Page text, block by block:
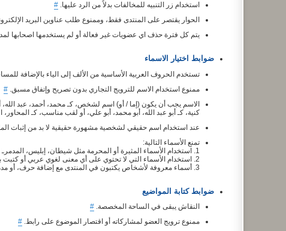
استخدام زر التنبيه للمخالفات بدلاً من الرد عليها. #
الحوار يقتصر على المنتدى فقط، وممنوع طلب عناوين البريد
يتم كل فترة حذف اي عضويات غير فعالة أو لم يستخدمها اصحابها
ضوابط اختيار الاسماء
تستخدم الحروف العربية الأساسية من الألف إلى الياء بالإضافة
ممنوع استخدام الاسم للترويج التجاري بدون تصريح وإتفاق مسبق. #
الاسم يجب أن يكون (إما / أو) اسم لشخص، كـ محمد، أحمد، عبد
كنية، كـ أبو عبد الله، أبو محمد، أبو علي، أو لقب مناسب، كـ المحاور،
عند استخدام اسم حقيقي لشخصية مشهورة حقيقية لا بد من إثبات
تمنع الأسماء التالية:
1. استخدام الأسماء المثيرة أو المحرمة مثل شيطان، إبليس، المدمرـ الناهي... إلخ
2. استخدام الأسماء التي لا تحتوي على أي معنى لغوي عربي أو كتبت بطريقه خطأ.
3. أسماء معروفة لأشخاص يكتبون في المنتدى مع إضافة حرف، أو مدة، أو نقطة، أو أية علامة مموهة.
ضوابط كتابة المواضيع
النقاش يبقى في الساحة المخصصة. #
ممنوع ترويج العضو لمشاركاته أو اقتصار الموضوع على رابط. #